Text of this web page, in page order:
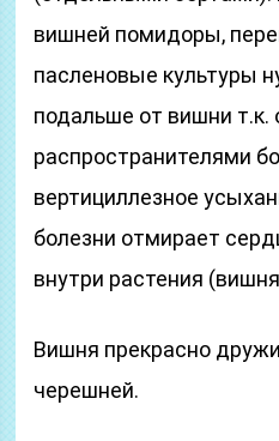
вишней помидоры,
пасленовые культуры
подальше от вишни т.к.
распространителями
вертициллезное
болезни отмирает
внутри растения
Вишня прекрасно
черешней.